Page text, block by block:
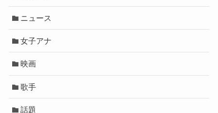
ニュース
女子アナ
映画
歌手
話題